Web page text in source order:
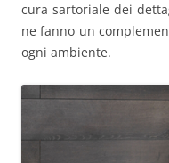
cura sartoriale dei
ne fanno un
ogni ambiente.